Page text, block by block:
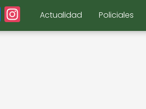
F
a st
Actualidad Policiales